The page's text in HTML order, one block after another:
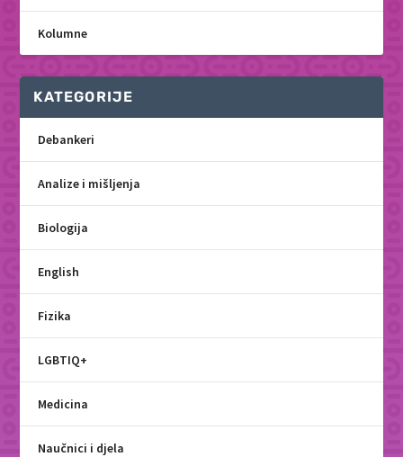
Kolumne
KATEGORIJE
Debankeri
Analize i mišljenja
Biologija
English
Fizika
LGBTIQ+
Medicina
Naučnici i djela